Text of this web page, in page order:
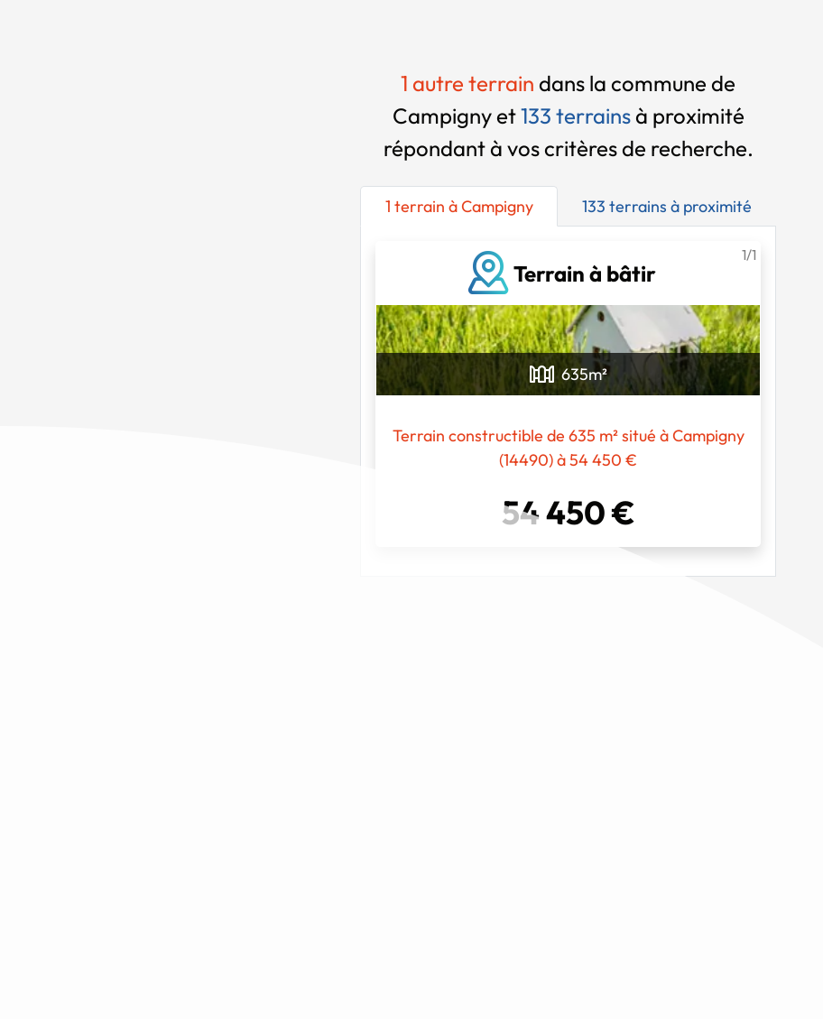
1 autre terraindans la commune de
Campigny et133 terrainsà proximité
répondant à vos critères de recherche.
Chargement...
1 terrain à Campigny 133 terrains à proximité
Terrain à bâtir
1/1
635m²
Terrain constructible de 635 m² situé à Campigny
(14490) à 54 450 €
54 450 €